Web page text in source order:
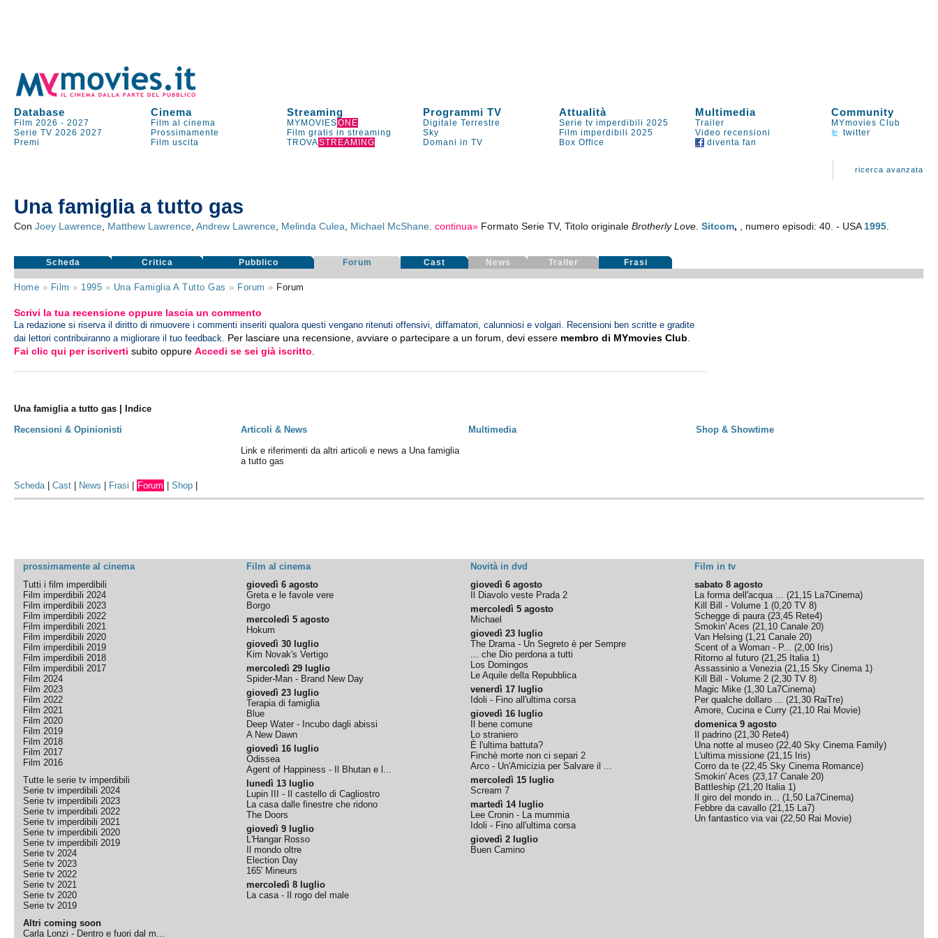
Database Cinema Streaming Programmi TV Attualità Multimedia Community
Film 2026 -2027 Film al cinema MYMOVIESONE Digitale Terrestre Serie tv imperdibili 2025 Trailer
MYmovies Club
Serie TV 2026 2027 Prossimamente Film gratis in streaming Sky Film imperdibili 2025 Video recensioni
twitter
Premi
Film uscita TROVASTREAMING Domani in TV Box Office diventa fan
ricerca avanzata
Una famiglia a tutto gas
ConJoey Lawrence Matthew Lawrence ,Andrew Lawrence Melinda Culea Michael McShane .continua» Formato Serie TV, Titolo originaleBrotherly Love .Sitcom, , numero episodi: 40. - USA 1995
Scheda Critica Pubblico Forum Cast News Trailer Frasi
Home » Film » 1995 » Una Famiglia A Tutto Gas » Forum » Forum
Scrivi la tua recensione oppure lascia un commento
La redazione si riserva il diritto di rimuovere i commenti inseriti qualora questi vengano ritenuti offensivi, diffamatori, calunniosi e volgari. Recensioni ben scritte e gradite
dai lettori contribuiranno a migliorare il tuo feedback. Per lasciare una recensione, avviare o partecipare a un forum, devi essere membro di MYmovies Club
Fai clic qui per iscriverti subito oppureAccedi se sei già iscritto
Una famiglia a tutto gas | Indice
Recensioni & Opinionisti
Articoli & News Multimedia
Shop & Showtime
Link e riferimenti da altri articoli e news a Una famiglia
a tutto gas
Scheda|Cast News Frasi Forum |Shop
prossimamente al cinema Film al cinema Novità in dvd
Film in tv
Tutti i film imperdibili
Film imperdibili 2024
Film imperdibili 2023
Film imperdibili 2022
Film imperdibili 2021
Film imperdibili 2020
Film imperdibili 2019
Film imperdibili 2018
Film imperdibili 2017
Film 2024
Film 2023
Film 2022
Film 2021
Film 2020
Film 2019
Film 2018
Film 2017
Film 2016
Tutte le serie tv imperdibili
Serie tv imperdibili 2024
Serie tv imperdibili 2023
Serie tv imperdibili 2022
Serie tv imperdibili 2021
Serie tv imperdibili 2020
Serie tv imperdibili 2019
Serie tv 2024
Serie tv 2023
Serie tv 2022
Serie tv 2021
Serie tv 2020
Serie tv 2019
Altri coming soon
Carla Lonzi - Dentro e fuori dal m...
giovedì 6 agosto
Greta e le favole vere
Borgo
mercoledì 5 agosto
Hokum
giovedì 30 luglio
Kim Novak's Vertigo
mercoledì 29 luglio
Spider-Man - Brand New Day
giovedì 23 luglio
Terapia di famiglia
Blue
Deep Water - Incubo dagli abissi
A New Dawn
giovedì 16 luglio
Odissea
Agent of Happiness - Il Bhutan e l...
lunedì 13 luglio
Lupin III - Il castello di Cagliostro
La casa dalle finestre che ridono
The Doors
giovedì 9 luglio
L'Hangar Rosso
Il mondo oltre
Election Day
165' Mineurs
mercoledì 8 luglio
La casa - Il rogo del male
giovedì 6 agosto
Il Diavolo veste Prada 2
mercoledì 5 agosto
Michael
giovedì 23 luglio
The Drama - Un Segreto è per Sempre
... che Dio perdona a tutti
Los Domingos
Le Aquile della Repubblica
venerdì 17 luglio
Idoli - Fino all'ultima corsa
giovedì 16 luglio
Il bene comune
Lo straniero
È l'ultima battuta?
Finchè morte non ci separi 2
Arco - Un'Amicizia per Salvare il ...
mercoledì 15 luglio
Scream 7
martedì 14 luglio
Lee Cronin - La mummia
Idoli - Fino all'ultima corsa
giovedì 2 luglio
Buen Camino
sabato 8 agosto
La forma dell'acqua ... (21,15 La7Cinema)
Kill Bill - Volume 1 (0,20 TV 8)
Schegge di paura(23,45 Rete4)
Smokin' Aces (21,10 Canale 20)
Van Helsing (1,21 Canale 20)
Scent of a Woman - P... (2,00 Iris)
Ritorno al futuro (21,25 Italia 1)
Assassinio a Venezia(21,15 Sky Cinema 1)
Kill Bill - Volume 2 (2,30 TV 8)
Magic Mike (1,30 La7Cinema)
Per qualche dollaro ... (21,30 RaiTre)
Amore, Cucina e Curry (21,10 Rai Movie)
domenica 9 agosto
Il padrino (21,30 Rete4)
Una notte al museo (22,40 Sky Cinema Family)
L'ultima missione (21,15 Iris)
Corro da te (22,45 Sky Cinema Romance)
Smokin' Aces (23,17 Canale 20)
Battleship (21,20 Italia 1)
Il giro del mondo in... (1,50 La7Cinema)
Febbre da cavallo (21,15 La7)
Un fantastico via vai (22,50 Rai Movie)